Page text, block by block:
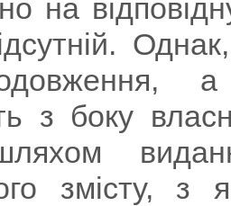
на
з боку
змісту,